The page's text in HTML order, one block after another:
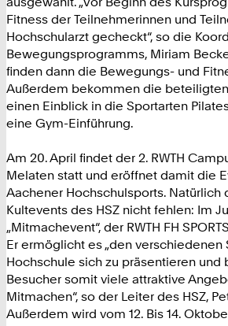
Fitness der Teilnehmerinnen und
Hochschularzt gecheckt“, so die
Bewegungsprogramms, Miriam
finden dann die Bewegungs- und
Außerdem bekommen die
einen Einblick in die Sportarten
eine Gym-Einführung.
Am 20. April findet der 2. RWTH
Melaten statt und eröffnet damit die
Aachener Hochschulsports. Natürlich
Kultevents des HSZ nicht fehlen: Im
„Mitmachevent“, der RWTH FH
Er ermöglicht es „den verschiedenen
Hochschule sich zu präsentieren und
Besucher somit viele attraktive
Mitmachen“, so der Leiter des HSZ,
Außerdem wird vom 12. Bis 14.